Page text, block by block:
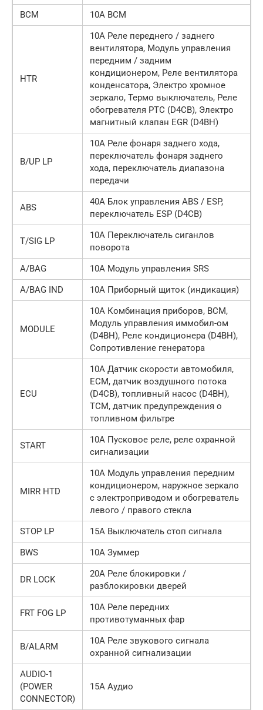
BCM
10А BCM
HTR
10А Реле переднего / заднего
вентилятора, Модуль управления
передним / задним
кондиционером, Реле вентилятора
конденсатора, Электро хромное
зеркало, Термо выключатель, Реле
обогревателя PTC (D4CB), Электро
магнитный клапан EGR (D4BH)
B/UP LP
10А Реле фонаря заднего хода,
переключатель фонаря заднего
хода, переключатель диапазона
передачи
ABS
40А Блок управления ABS / ESP,
переключатель ESP (D4CB)
T/SIG LP
10А Переключатель сиганлов
поворота
A/BAG
10А Модуль управления SRS
A/BAG IND
10А Приборный щиток (индикация)
MODULE
10А Комбинация приборов, BCM,
Модуль управления иммобил-ом
(D4BH), Реле кондиционера (D4BH),
Сопротивление генератора
ECU
10А Датчик скорости автомобиля,
ECM, датчик воздушного потока
(D4CB), топливный насос (D4BH),
TCM, датчик предупреждения о
топливном фильтре
START
10А Пусковое реле, реле охранной
сигнализации
MIRR HTD
10А Модуль управления передним
кондиционером, наружное зеркало
с электроприводом и обогреватель
левого / правого стекла
STOP LP
15А Выключатель стоп сигнала
BWS
10А Зуммер
DR LOCK
20А Реле блокировки /
разблокировки дверей
FRT FOG LP
10А Реле передних
противотуманных фар
B/ALARM
10А Реле звукового сигнала
охранной сигнализации
AUDIO-1
(POWER
CONNECTOR)
15А Аудио